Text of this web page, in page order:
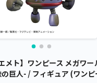
メト】ワンピース メガワ
巨人- / フィギュア (ワン